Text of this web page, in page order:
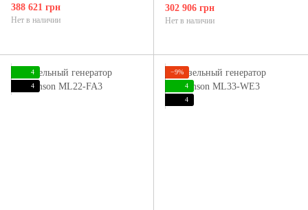
388 621 грн
Нет в наличии
302 906 грн
Нет в наличии
4
4
−9%
4
4